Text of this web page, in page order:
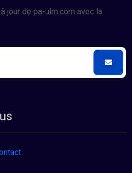
jour de pa-ulm.com avec la